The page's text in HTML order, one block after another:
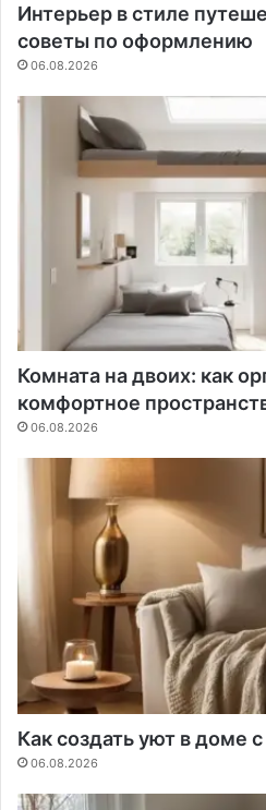
Интерьер в стиле
советы по оформлению
06.08.2026
Комната на двоих: как
комфортное
06.08.2026
Как создать уют в доме
06.08.2026